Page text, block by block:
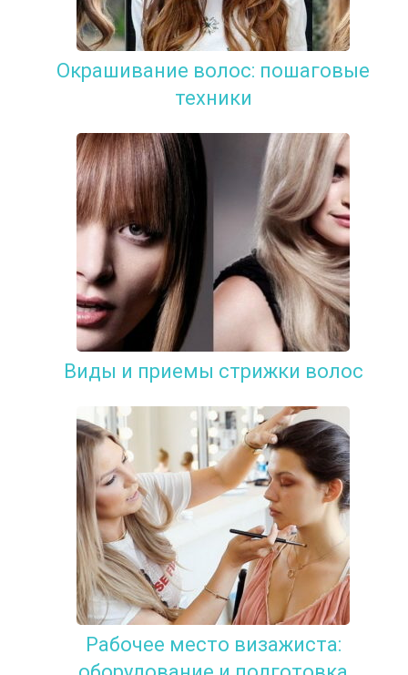
Окрашивание волос: пошаговые
техники
Виды и приемы стрижки волос
Рабочее место визажиста: